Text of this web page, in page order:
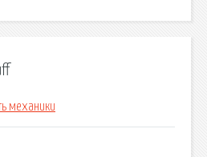
механики